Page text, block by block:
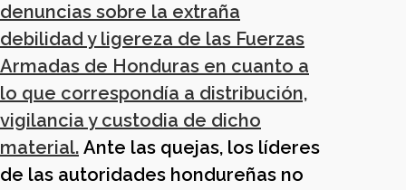
denuncias sobre la extraña
debilidad y ligereza de las Fuerzas
Armadas de Honduras en cuanto a
lo que correspondía a distribución,
vigilancia y custodia de dicho
material. Ante las quejas, los líderes
de las autoridades hondureñas no